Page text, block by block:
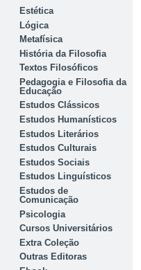
Estética
Lógica
Metafísica
História da Filosofia
Textos Filosóficos
Pedagogia e Filosofia da
Educação
Estudos Clássicos
Estudos Humanísticos
Estudos Literários
Estudos Culturais
Estudos Sociais
Estudos Linguísticos
Estudos de
Comunicação
Psicologia
Cursos Universitários
Extra Coleção
Outras Editoras